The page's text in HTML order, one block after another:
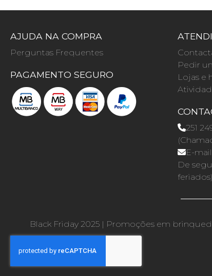
AJUDA NA COMPRA
Perguntas Frequentes
PAGAMENTO SEGURO
Pedir
Lojas e
251
E-mail
De
Black Friday 2025 | Promoções em